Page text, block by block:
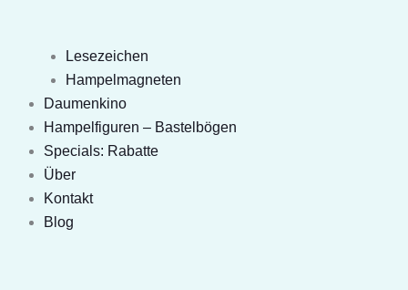
Lesezeichen
Hampelmagneten
Daumenkino
Hampelfiguren – Bastelbögen
Specials: Rabatte
Über
Kontakt
Blog